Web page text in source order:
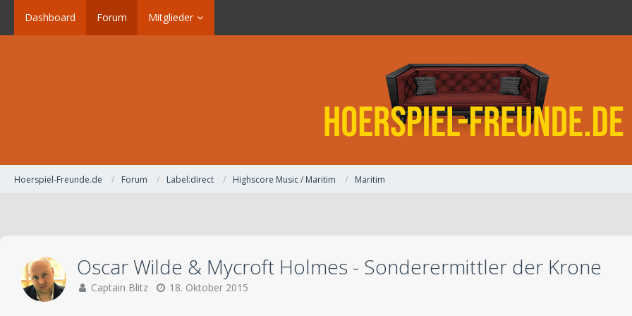
Dashboard Forum Mitglieder
Hoerspiel-Freunde.de Forum Label:direct Highscore Music / Maritim Maritim
Oscar Wilde & Mycroft Holmes - Sonderermittler der Krone
Captain Blitz 18. Oktober 2015